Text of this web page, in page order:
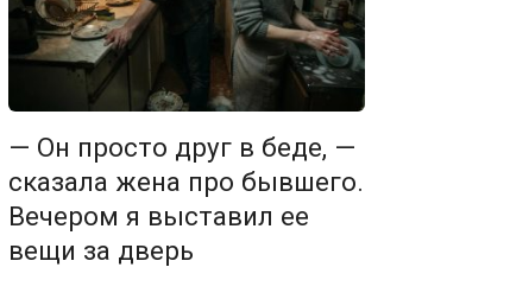
— Он просто друг в беде, —
сказала жена про бывшего.
Вечером я выставил ее
вещи за дверь